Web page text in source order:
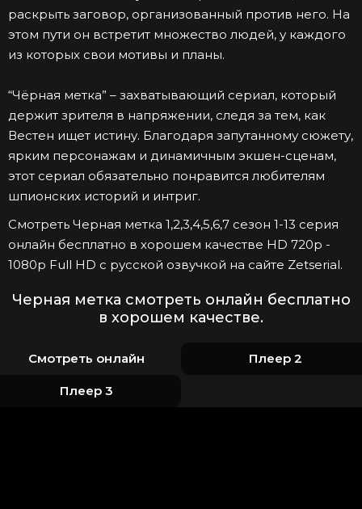
раскрыть заговор, организованный против него. На
этом пути он встретит множество людей, у каждого
из которых свои мотивы и планы.
“Чёрная метка” – захватывающий сериал, который
держит зрителя в напряжении, следя за тем, как
Вестен ищет истину. Благодаря запутанному сюжету,
ярким персонажам и динамичным экшен-сценам,
этот сериал обязательно понравится любителям
шпионских историй и интриг.
Смотреть Черная метка 1,2,3,4,5,6,7 сезон 1-13 серия
онлайн бесплатно в хорошем качестве HD 720p -
1080p Full HD с русской озвучкой на сайте Zetserial.
Черная метка смотреть онлайн бесплатно
в хорошем качестве.
Смотреть онлайн Плеер 2
Плеер 3